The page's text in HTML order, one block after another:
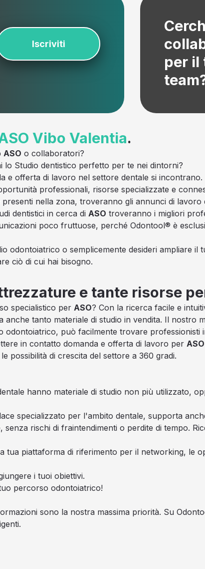
Iscriviti
per il
Vibo Valentia.
ASO o collaboratori?
lo Studio dentistico perfetto per te nei dintorni?
e offerta di lavoro nel settore dentale si incontrano.
professionali, risorse specializzate e
nella zona, troveranno gli annunci di lavoro
dentistici in cerca di ASO troveranno i migliori
poco fruttuose, perché Odontool® è
odontoiatrico o semplicemente desideri ampliare
ciò di cui hai bisogno.
e tante risorse
specialistico per ASO? Con la ricerca facile e
anche tanto materiale di studio in vendita. Il
odontoiatrico, può facilmente trovare professionisti
in contatto domanda e offerta di lavoro per ASO
possibilità di crescita del settore a 360 gradi.
hanno materiale di studio non più utilizzato,
specializzato per l'ambito dentale, supporta
rischi di fraintendimenti o perdite di tempo.
tua piattaforma di riferimento per il networking, le
i tuoi obiettivi.
percorso odontoiatrico!
sono la nostra massima priorità. Su